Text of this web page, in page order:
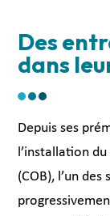
Des
dans
Depuis ses
l’installation
(COB), l’un